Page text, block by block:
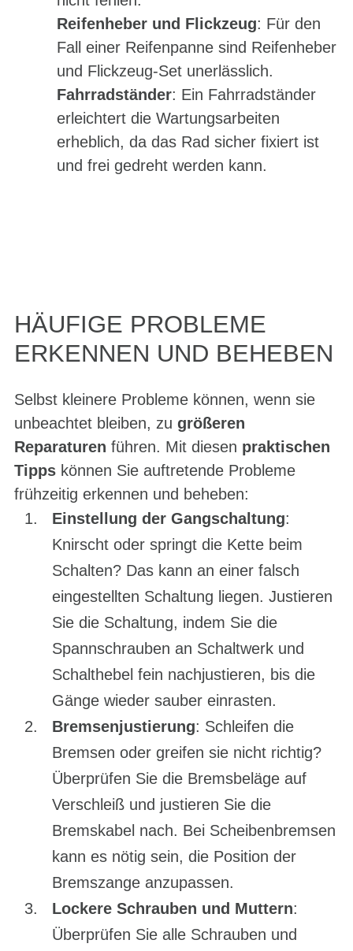
Reifenheber und Flickzeug: Für den
Fall einer Reifenpanne sind Reifenheber
und Flickzeug-Set unerlässlich.
Fahrradständer: Ein Fahrradständer
erleichtert die Wartungsarbeiten
erheblich, da das Rad sicher fixiert ist
und frei gedreht werden kann.
HÄUFIGE PROBLEME
ERKENNEN UND BEHEBEN
Selbst kleinere Probleme können, wenn sie
unbeachtet bleiben, zu größeren
Reparaturen führen. Mit diesen praktischen
Tipps können Sie auftretende Probleme
frühzeitig erkennen und beheben:
Einstellung der Gangschaltung:
Knirscht oder springt die Kette beim
Schalten? Das kann an einer falsch
eingestellten Schaltung liegen. Justieren
Sie die Schaltung, indem Sie die
Spannschrauben an Schaltwerk und
Schalthebel fein nachjustieren, bis die
Gänge wieder sauber einrasten.
Bremsenjustierung: Schleifen die
Bremsen oder greifen sie nicht richtig?
Überprüfen Sie die Bremsbeläge auf
Verschleiß und justieren Sie die
Bremskabel nach. Bei Scheibenbremsen
kann es nötig sein, die Position der
Bremszange anzupassen.
Lockere Schrauben und Muttern:
Überprüfen Sie alle Schrauben und